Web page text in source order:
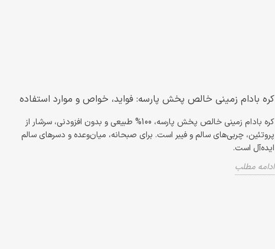
کره بادام زمینی خالص پخش پارسه: فواید، خواص و موارد استفاده
کره بادام زمینی خالص پخش پارسه، 100% طبیعی و بدون افزودنی، سرشار از
پروتئین، چربی‌های سالم و فیبر است. برای صبحانه، میان‌وعده و دسرهای سالم
ایده‌آل است.
ادامه مطلب